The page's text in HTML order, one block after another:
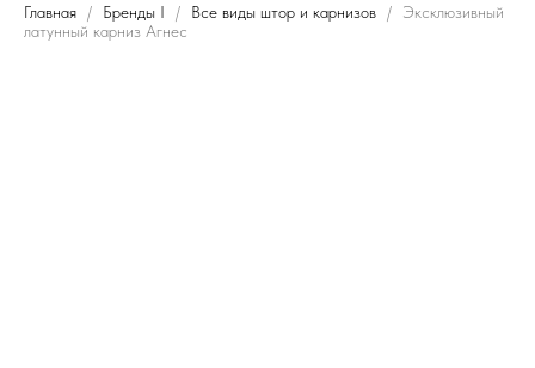
Главная Бренды I Все виды штор и карнизов
Эксклюзивный
латунный карниз Агнес